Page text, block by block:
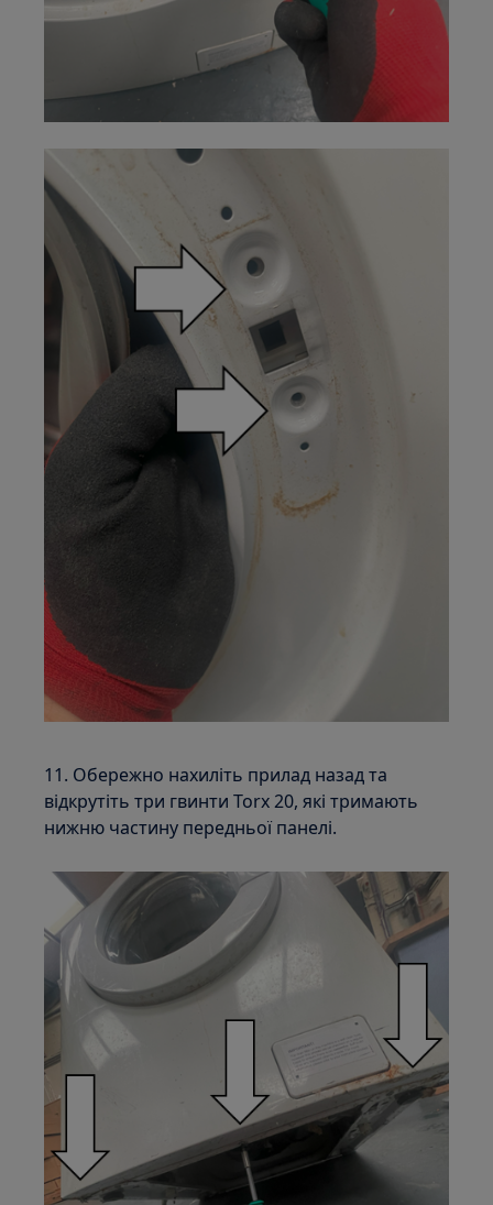
11. Обережно нахиліть прилад назад та
відкрутіть три гвинти Torx 20, які тримають
нижню частину передньої панелі.